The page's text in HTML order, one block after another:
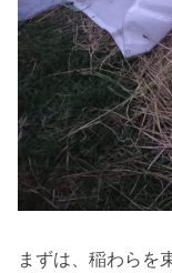
まずは、稲わらを